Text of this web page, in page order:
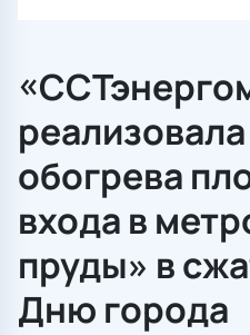
обогрева
входа в
пруды» в
Дню города